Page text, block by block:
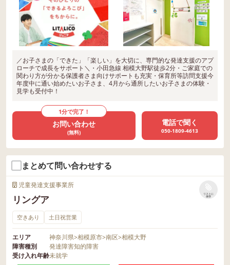
／お子さまの「できた」「楽しい」を大切に、専門的な発達支援のアプ
ローチで成長をサポート＼・小田急線 相模大野駅徒歩2分・ご家庭での
関わり方が分かる保護者さま向けサポートも充実・保育所等訪問支援今
年度中に通い始めたいお子さま、4月から通所したいお子さまの体験・
見学も受付中！
1分で完了！
お問い合わせ
(無料)
電話で聞く
050-1809-4613
まとめて問い合わせする
児童発達支援事業所
リングア
リストに
保存
空きあり 土日祝営業
エリア 神奈川県>相模原市>南区>相模大野
障害種別
発達障害知的障害
受け入れ年齢未就学